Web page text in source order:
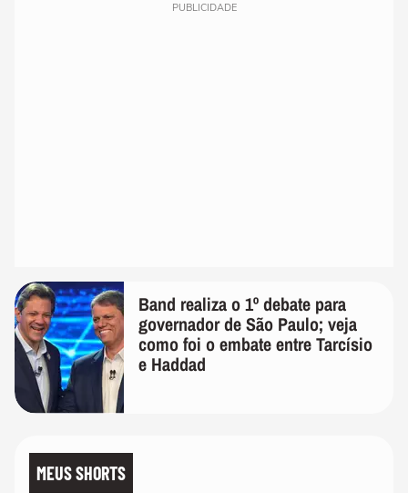
PUBLICIDADE
Band realiza o 1º debate para
governador de São Paulo; veja
como foi o embate entre Tarcísio
e Haddad
MEUS SHORTS